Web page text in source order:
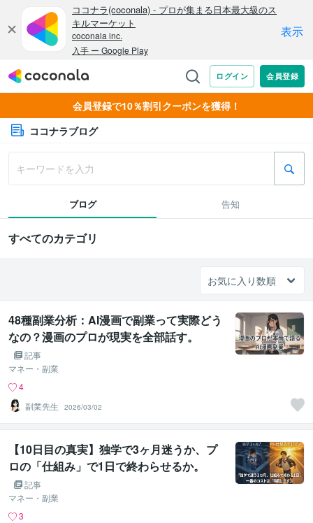
会員登録で10％割引クーポンを獲得！
ココナラブログ
ブログ 告知
すべてのカテゴリ
48種副業分析：AI漫画で副業って実際どう
なの？漫画のプロが現実を全部話す。
記事
マネー・副業
4
副業先生
2026/03/02
【10日目の真実】独学で3ヶ月迷うか、プ
ロの「仕組み」で1日で終わらせるか。
記事
マネー・副業
3